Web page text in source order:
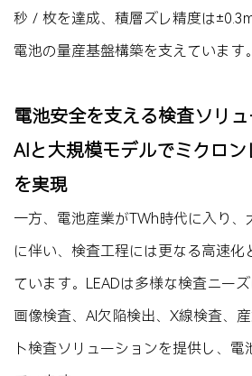
秒／枚を達成、積層ズレ精度は
電池の量産基盤構築を支えています。
電池安全を支える検査ソリ
AIと大規模モデルでミクロ
を実現
一方、電池産業がTWh時代に入り、
に伴い、検査工程には更なる高速化
ています。LEADは多様な検査ニー
画像検査、AI欠陥検出、X線検査、
ト検査ソリューションを提供し、電